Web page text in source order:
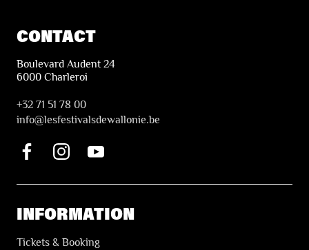
CONTACT
Boulevard Audent 24
6000 Charleroi
+32 71 51 78 00
info@lesfestivalsdewallonie.be
INFORMATION
Tickets & Booking